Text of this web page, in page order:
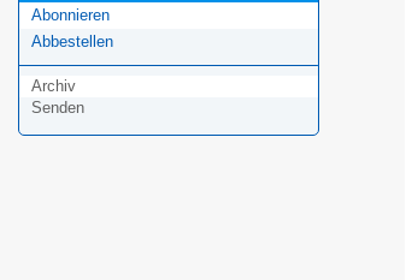
Abonnieren
Abbestellen
Archiv
Senden